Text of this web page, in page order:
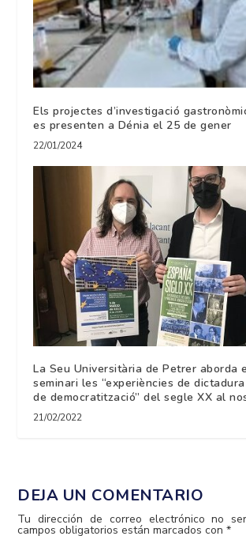
Els projectes d’investigació
es presenten a Dénia el 25 de gener
22/01/2024
La Seu Universitària de Petrer aborda
seminari les “experiències de
de democratització” del segle XX al
21/02/2022
DEJA UN COMENTARIO
Tu dirección de correo electrónico no
campos obligatorios están marcados con*